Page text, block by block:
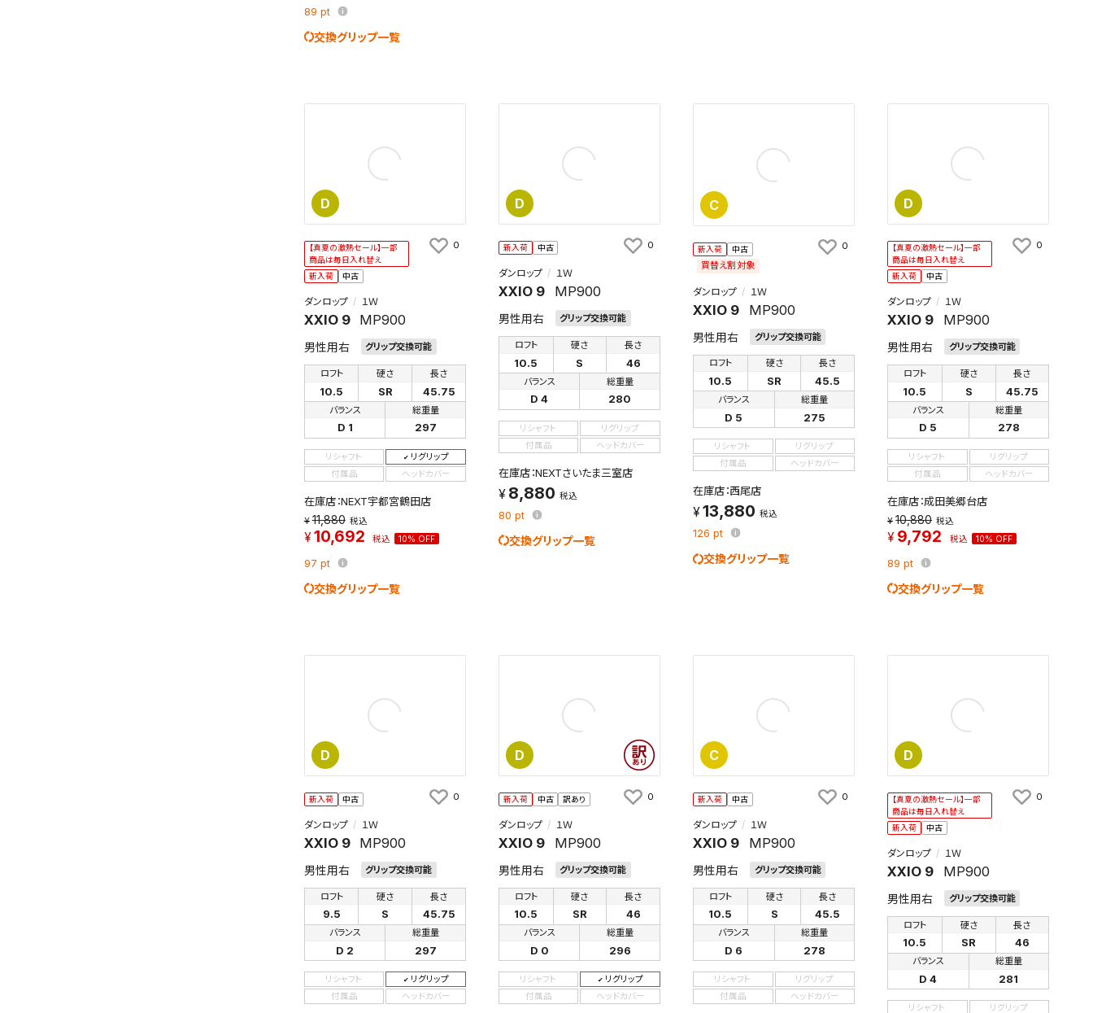
89 pt
交換グリップ一覧
D
【真夏の激熱セール】一部
商品は毎日入れ替え
新入荷
中古
ダンロップ １Ｗ
XXIO 9 MP900
男性用右 グリップ交換可能
ロフト
10.5
硬さ
SR
長さ
45.75
バランス
D 1
総重量
297
リシャフト
リグリップ
付属品
ヘッドカバー
在庫店：NEXT宇都宮鶴田店
11,880 税込
10,692 税込 10% OFF
97 pt
交換グリップ一覧
0
D
新入荷 中古
ダンロップ １Ｗ
XXIO 9 MP900
男性用右 グリップ交換可能
ロフト
10.5
硬さ
S
長さ
46
バランス
D 4
総重量
280
リシャフト
リグリップ
付属品
ヘッドカバー
在庫店：NEXTさいたま三室店
8,880 税込
80 pt
交換グリップ一覧
0
C
新入荷 中古
買替え割対象
ダンロップ １Ｗ
XXIO 9 MP900
男性用右 グリップ交換可能
ロフト
10.5
硬さ
SR
長さ
45.5
バランス
D 5
総重量
275
リシャフト
リグリップ
付属品
ヘッドカバー
在庫店：西尾店
13,880 税込
126 pt
交換グリップ一覧
0
D
【真夏の激熱セール】一部
商品は毎日入れ替え
新入荷
中古
ダンロップ １Ｗ
XXIO 9 MP900
男性用右 グリップ交換可能
ロフト
10.5
硬さ
S
長さ
45.75
バランス
D 5
総重量
278
リシャフト
リグリップ
付属品
ヘッドカバー
在庫店：成田美郷台店
10,880 税込
9,792 税込 10% OFF
89pt
交換グリップ一覧
0
D
新入荷 中古
ダンロップ １Ｗ
XXIO 9 MP900
男性用右 グリップ交換可能
ロフト
9.5
硬さ
S
長さ
45.75
バランス
D 2
総重量
297
リシャフト
リグリップ
付属品
ヘッドカバー
0
D
新入荷 中古 訳あり
ダンロップ １Ｗ
XXIO 9 MP900
男性用右 グリップ交換可能
ロフト
10.5
硬さ
SR
長さ
46
バランス
D 0
総重量
296
リシャフト
リグリップ
付属品
ヘッドカバー
0
C
新入荷 中古
ダンロップ １Ｗ
XXIO 9 MP900
男性用右 グリップ交換可能
ロフト
10.5
硬さ
S
長さ
45.5
バランス
D 6
総重量
278
リシャフト
リグリップ
付属品
ヘッドカバー
0
D
【真夏の激熱セール】一部
商品は毎日入れ替え
新入荷
中古
ダンロップ １Ｗ
XXIO 9 MP900
男性用右 グリップ交換可能
ロフト
10.5
硬さ
SR
長さ
46
バランス
D 4
総重量
281
リシャフト リグリップ
0
保存された検索条件は変更できません。
条件を変更したい場合は、マイページの「保存検索条件一覧」から画面を表示し、条件を変更